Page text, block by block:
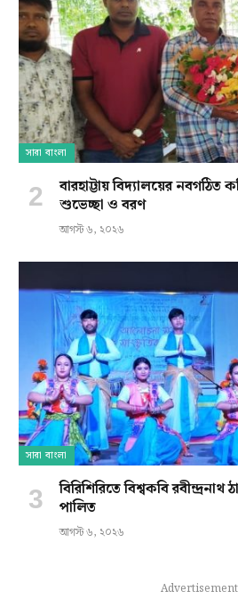
সারা বাংলা
বারহাট্টায় বিদ্যালয়ের
শুভেচ্ছা ও বরণ
আগস্ট ৬, ২০২৬
সারা বাংলা
বিরিশিরিতে বিশ্বকবি
পালিত
আগস্ট ৬, ২০২৬
Advertisement